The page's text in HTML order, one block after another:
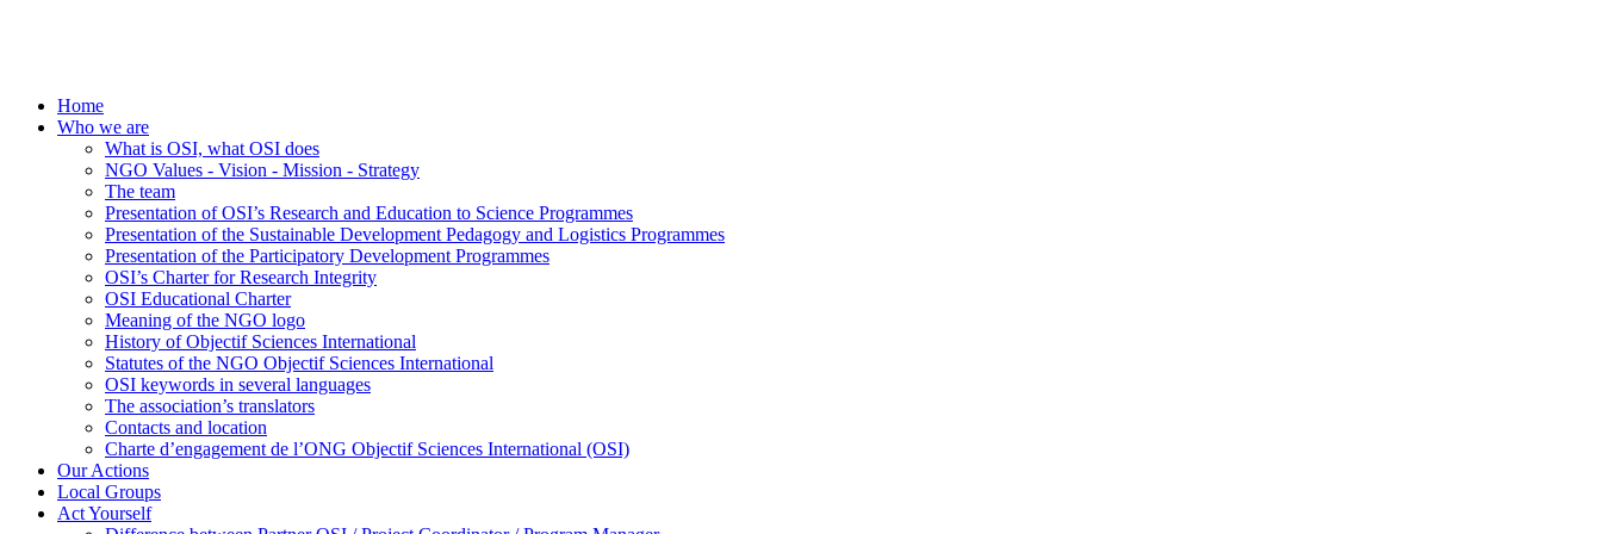
Home
Who we are
What is OSI, what OSI does
NGO Values - Vision - Mission - Strategy
The team
Presentation of OSI’s Research and Education to Science Programmes
Presentation of the Sustainable Development Pedagogy and Logistics Programmes
Presentation of the Participatory Development Programmes
OSI’s Charter for Research Integrity
OSI Educational Charter
Meaning of the NGO logo
History of Objectif Sciences International
Statutes of the NGO Objectif Sciences International
OSI keywords in several languages
The association’s translators
Contacts and location
Charte d’engagement de l’ONG Objectif Sciences International (OSI)
Our Actions
Local Groups
Act Yourself